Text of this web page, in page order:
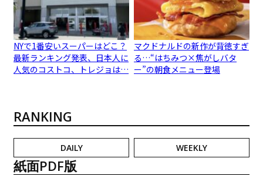
NYで1番安いスーパーはどこ？
最新ランキング発表、日本人に
人気のコストコ、トレジョは…
マクドナルドの新作が背徳すぎ
る…“はちみつ×焦がしバタ
ー”の朝食メニュー登場
RANKING
DAILY WEEKLY
紙面PDF版